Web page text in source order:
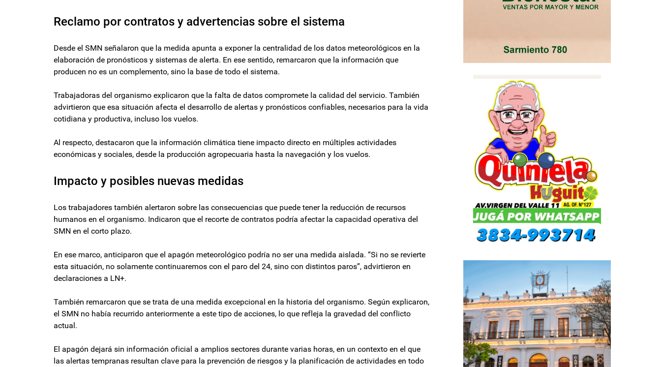
Reclamo por contratos y advertencias sobre el sistema
Desde el SMN señalaron que la medida apunta a exponer la centralidad de los datos meteorológicos en la
elaboración de pronósticos y sistemas de alerta. En ese sentido, remarcaron que la información que
producen no es un complemento, sino la base de todo el sistema.
Trabajadoras del organismo explicaron que la falta de datos compromete la calidad del servicio. También
advirtieron que esa situación afecta el desarrollo de alertas y pronósticos confiables, necesarios para la vida
cotidiana y productiva, incluso los vuelos.
Al respecto, destacaron que la información climática tiene impacto directo en múltiples actividades
económicas y sociales, desde la producción agropecuaria hasta la navegación y los vuelos.
Impacto y posibles nuevas medidas
Los trabajadores también alertaron sobre las consecuencias que puede tener la reducción de recursos
humanos en el organismo. Indicaron que el recorte de contratos podría afectar la capacidad operativa del
SMN en el corto plazo.
En ese marco, anticiparon que el apagón meteorológico podría no ser una medida aislada. “Si no se revierte
esta situación, no solamente continuaremos con el paro del 24, sino con distintos paros”, advirtieron en
declaraciones a LN+.
También remarcaron que se trata de una medida excepcional en la historia del organismo. Según explicaron,
el SMN no había recurrido anteriormente a este tipo de acciones, lo que refleja la gravedad del conflicto
actual.
El apagón dejará sin información oficial a amplios sectores durante varias horas, en un contexto en el que
las alertas tempranas resultan clave para la prevención de riesgos y la planificación de actividades en todo